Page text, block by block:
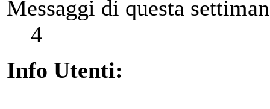
Messaggi di questa
4
Info Utenti: